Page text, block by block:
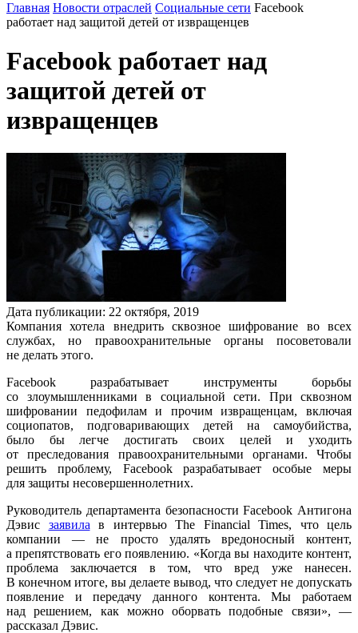
Главная Новости отраслей Социальные сети Facebook
работает над защитой детей от извращенцев
Facebook работает над
защитой детей от
извращенцев
Дата публикации: 22 октября, 2019
Компания хотела внедрить сквозное шифрование во всех
службах,
но правоохранительные органы посоветовали
не делать этого.
Facebook разрабатывает инструменты борьбы
со злоумышленниками в социальной сети. При сквозном
шифровании педофилам и прочим извращенцам, включая
социопатов, подговаривающих детей на самоубийства,
было бы легче достигать своих целей и уходить
от преследования правоохранительными органами. Чтобы
решить проблему, Facebook разрабатывает особые меры
для защиты несовершеннолетних.
Руководитель департамента безопасности Facebook Антигона
Дэвис заявила в интервью The Financial Times, что цель
компании — не просто удалять вредоносный контент,
а препятствовать его появлению. «Когда вы находите контент,
проблема заключается в том, что вред уже нанесен.
В конечном итоге, вы делаете вывод, что следует не допускать
появление и передачу данного контента. Мы работаем
над решением, как можно оборвать подобные связи», —
рассказал Дэвис.